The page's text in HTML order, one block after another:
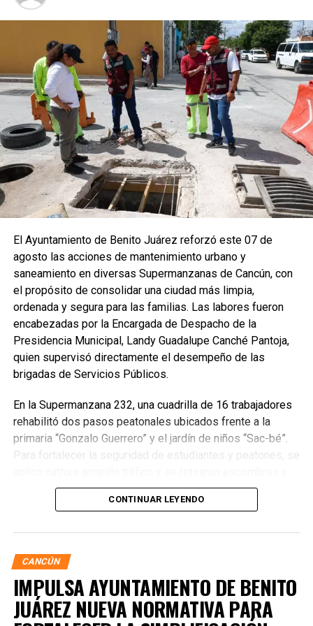
El Ayuntamiento de Benito Juárez reforzó este 07 de
agosto las acciones de mantenimiento urbano y
saneamiento en diversas Supermanzanas de Cancún, con
el propósito de consolidar una ciudad más limpia,
ordenada y segura para las familias. Las labores fueron
encabezadas por la Encargada de Despacho de la
Presidencia Municipal, Landy Guadalupe Canché Pantoja,
quien supervisó directamente el desempeño de las
brigadas de Servicios Públicos.
En la Supermanzana 232, una cuadrilla de 16 trabajadores
rehabilitó dos pasos peatonales ubicados frente a la
primaria “Gonzalo Guerrero” y el jardín de niños “Sac-bé”.
Para fortalecer la seguridad de estudiantes y peatones, se
residuos vegetales acumulados en la zona. Estas
acciones buscan garantizar entornos escolares más
CONTINUAR LEYENDO
CANCÚN
IMPULSA AYUNTAMIENTO DE BENITO
JUÁREZ NUEVA NORMATIVA PARA